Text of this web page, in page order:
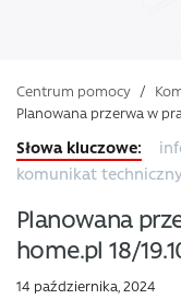
Centrum pomocy /
Planowana przerwa w
komunikat
Planowana
home.pl 18/
14 października, 2024